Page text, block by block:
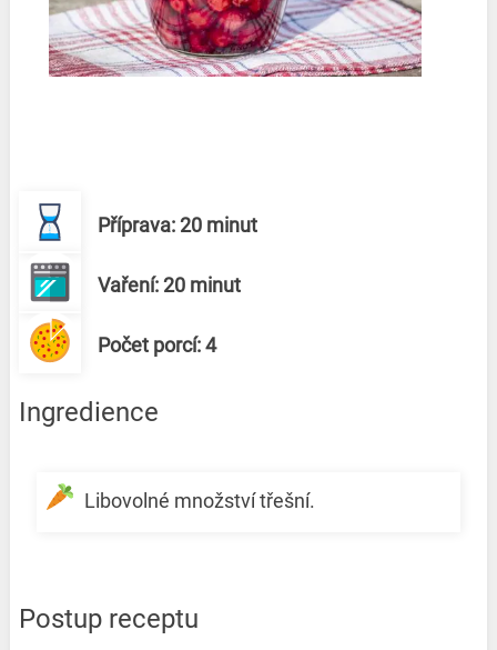
Příprava: 20 minut
Vaření: 20 minut
Počet porcí: 4
Ingredience
Libovolné množství třešní.
Postup receptu